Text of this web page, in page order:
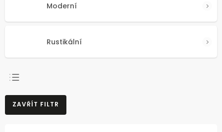
Moderní
Rustikální
NEJPRODÁVANĚJŠÍ
NEJLEVNĚJŠÍ
ZAVŘÍT FILTR